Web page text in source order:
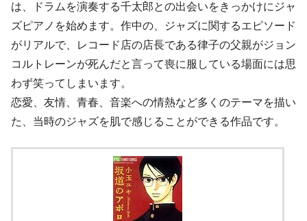
は、ドラムを演奏する千太郎との出会いをきっかけにジャ
ズピアノを始めます。作中の、ジャズに関するエピソード
がリアルで、レコード店の店長である律子の父親がジョン
コルトレーンが死んだと言って喪に服している場面には思
わず笑ってしまいます。
恋愛、友情、青春、音楽への情熱など多くのテーマを描い
た、当時のジャズを肌で感じることができる作品です。